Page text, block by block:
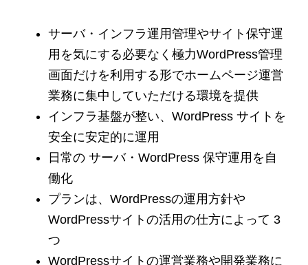
サーバ・インフラ運用管理やサイト保守運
用を気にする必要なく極力WordPress管理
画面だけを利用する形でホームページ運営
業務に集中していただける環境を提供
インフラ基盤が整い、WordPress サイトを
安全に安定的に運用
日常の サーバ・WordPress 保守運用を自
働化
プランは、WordPressの運用方針や
WordPressサイトの活用の仕方によって 3
つ
WordPressサイトの運営業務や開発業務に